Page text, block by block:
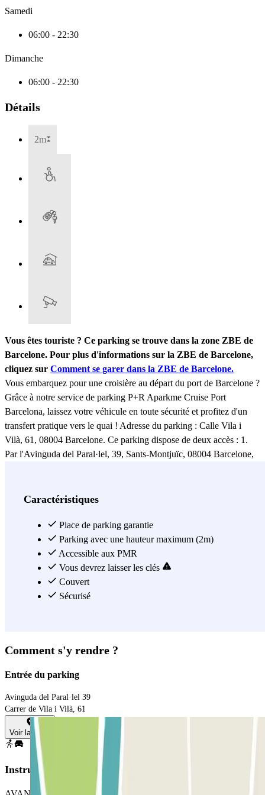
Samedi
06:00 - 22:30
Dimanche
06:00 - 22:30
Détails
2m
Vous êtes touriste ? Ce parking se trouve dans la zone ZBE de
Barcelone. Pour plus d'informations sur la ZBE de Barcelone,
cliquez sur Comment se garer dans la ZBE de Barcelone.
Vous embarquez pour une croisière au départ du port de Barcelone ?
Grâce à notre service de parking P+R Aparkme Cruise Port
Barcelona, ​​laissez votre véhicule en toute sécurité et profitez d'un
transfert pratique vers le quai ! Adresse du parking : Calle Vila i
Vilà, 61, 08004 Barcelone. Ce parking dispose de deux accès : 1.
Par l'Avinguda del Paral·lel, 39, Sants-Montjuïc, 08004 Barcelone,
l'accès est plus rapide par la première option.
Avec Aparkme Cruise Port Barcelona P+R, votre voyage
commence sans stress. Profitez de confort, de sécurité et d'efficacité
à chaque étape de votre expérience.
Voir plus
Caractéristiques
Place de parking garantie
Parking avec une hauteur maximum (2m)
Accessible aux PMR
Vous devrez laisser les clés
Couvert
Sécurisé
Comment s'y rendre ?
Entrée du parking
Avinguda del Paral·lel 39
Carrer de Vila i Vilà, 61
Voir la carte
Instructions